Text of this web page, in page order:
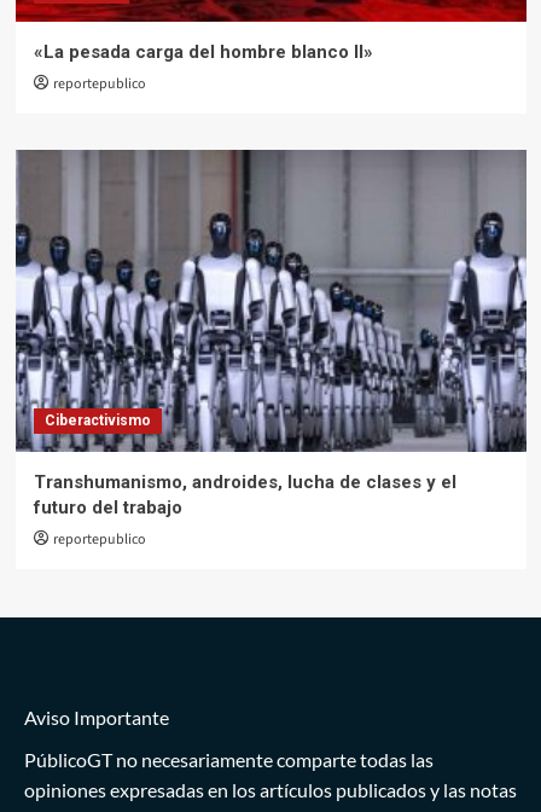
«La pesada carga del hombre blanco II»
reportepublico
Ciberactivismo
Transhumanismo, androides, lucha de clases y el
futuro del trabajo
reportepublico
Aviso Importante
PúblicoGT no necesariamente comparte todas las
opiniones expresadas en los artículos publicados y las notas